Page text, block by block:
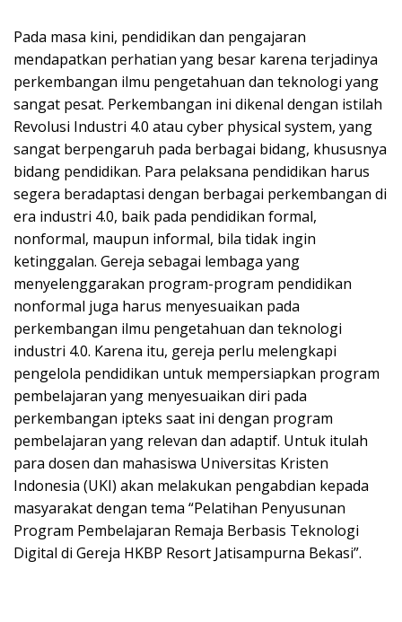
Pada masa kini, pendidikan dan pengajaran
mendapatkan perhatian yang besar karena terjadinya
perkembangan ilmu pengetahuan dan teknologi yang
sangat pesat. Perkembangan ini dikenal dengan istilah
Revolusi Industri 4.0 atau cyber physical system, yang
sangat berpengaruh pada berbagai bidang, khususnya
bidang pendidikan. Para pelaksana pendidikan harus
segera beradaptasi dengan berbagai perkembangan di
era industri 4.0, baik pada pendidikan formal,
nonformal, maupun informal, bila tidak ingin
ketinggalan. Gereja sebagai lembaga yang
menyelenggarakan program-program pendidikan
nonformal juga harus menyesuaikan pada
perkembangan ilmu pengetahuan dan teknologi
industri 4.0. Karena itu, gereja perlu melengkapi
pengelola pendidikan untuk mempersiapkan program
pembelajaran yang menyesuaikan diri pada
perkembangan ipteks saat ini dengan program
pembelajaran yang relevan dan adaptif. Untuk itulah
para dosen dan mahasiswa Universitas Kristen
Indonesia (UKI) akan melakukan pengabdian kepada
masyarakat dengan tema “Pelatihan Penyusunan
Program Pembelajaran Remaja Berbasis Teknologi
Digital di Gereja HKBP Resort Jatisampurna Bekasi”.